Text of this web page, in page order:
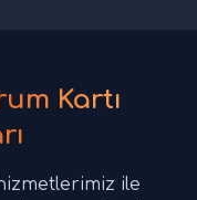
Kartı
ile